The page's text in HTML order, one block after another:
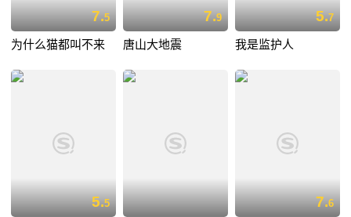
7.5
为什么猫都叫不来
7.9
唐山大地震
5.7
我是监护人
5.5 7.6